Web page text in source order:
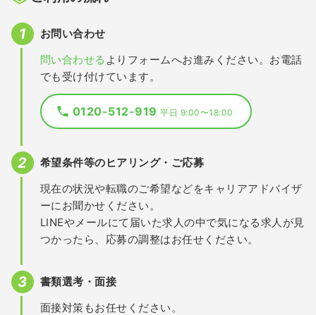
お問い合わせ
問い合わせる よりフォームへお進みください。お電話
でも受け付けています。
0120-512-919平日 9:00〜18:00
希望条件等のヒアリング・ご応募
現在の状況や転職のご希望などをキャリアアドバイザ
ーにお聞かせください。
LINEやメールにて届いた求人の中で気になる求人が見
つかったら、応募の調整はお任せください。
書類選考・面接
面接対策もお任せください。